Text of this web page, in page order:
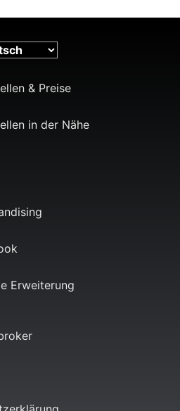
& Preise
in der Nähe
Erweiterung